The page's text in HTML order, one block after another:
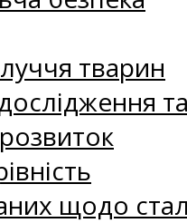
тварин
щодо